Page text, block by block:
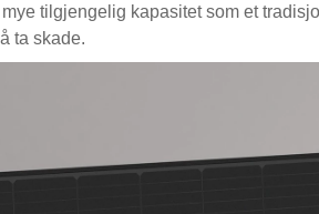
tilgjengelig kapasitet som et
ta skade.